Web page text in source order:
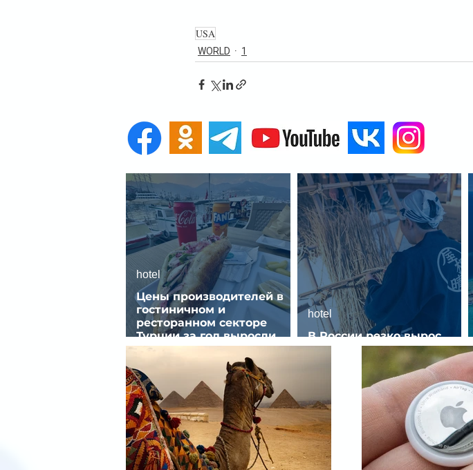
USA
WORLD 1
Цены производителей в
гостиничном и
ресторанном секторе
Турции за год выросли
почти на 32%
hotel
В России резко вырос
спрос на отели без звезд
hotel